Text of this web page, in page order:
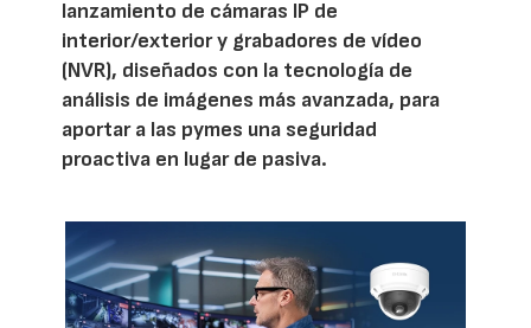
lanzamiento de cámaras IP de
interior/exterior y grabadores de vídeo
(NVR), diseñados con la tecnología de
análisis de imágenes más avanzada, para
aportar a las pymes una seguridad
proactiva en lugar de pasiva.